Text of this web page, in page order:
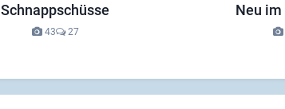
Schnappschüsse
43 27
Neu